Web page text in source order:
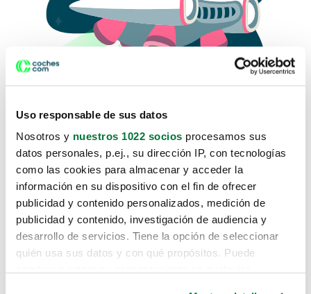
Uso responsable de sus datos
Nosotros y nuestros 1022 socios procesamos sus
datos personales, p.ej., su dirección IP, con tecnologías
como las cookies para almacenar y acceder la
información en su dispositivo con el fin de ofrecer
publicidad y contenido personalizados, medición de
publicidad y contenido, investigación de audiencia y
desarrollo de servicios. Tiene la opción de seleccionar
quién usa sus datos y con qué propósitos. Puede
Lo sentimos, no sabemos como
te hemos traido hasta aquí.
Pero puedes encontrar el coche que estás
buscando en alguno de estos enlaces: